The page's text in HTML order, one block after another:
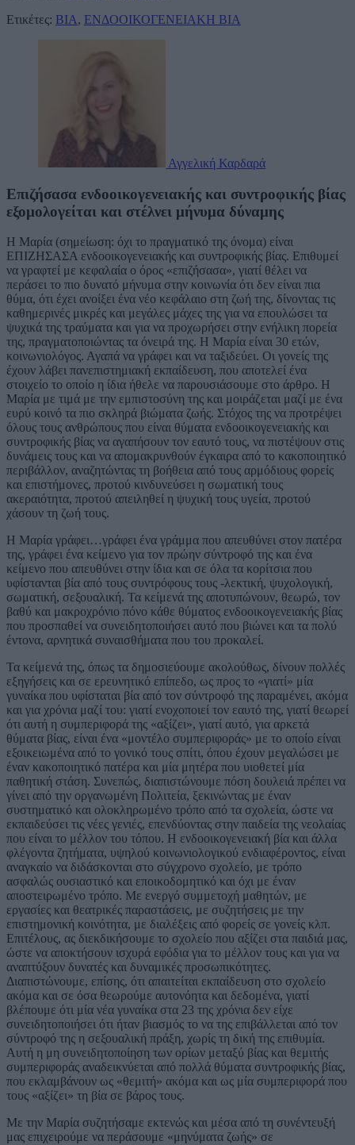
Ετικέτες: ΒΙΑ, ΕΝΔΟΟΙΚΟΓΕΝΕΙΑΚΗ ΒΙΑ
Αγγελική Καρδαρά
Επιζήσασα ενδοοικογενειακής και συντροφικής βίας
εξομολογείται και στέλνει μήνυμα δύναμης
Η Μαρία (σημείωση: όχι το πραγματικό της όνομα) είναι
ΕΠΙΖΗΣΑΣΑ ενδοοικογενειακής και συντροφικής βίας. Επιθυμεί
να γραφτεί με κεφαλαία ο όρος «επιζήσασα», γιατί θέλει να
περάσει το πιο δυνατό μήνυμα στην κοινωνία ότι δεν είναι πια
θύμα, ότι έχει ανοίξει ένα νέο κεφάλαιο στη ζωή της, δίνοντας τις
καθημερινές μικρές και μεγάλες μάχες της για να επουλώσει τα
ψυχικά της τραύματα και για να προχωρήσει στην ενήλικη πορεία
της, πραγματοποιώντας τα όνειρά της. Η Μαρία είναι 30 ετών,
κοινωνιολόγος. Αγαπά να γράφει και να ταξιδεύει. Οι γονείς της
έχουν λάβει πανεπιστημιακή εκπαίδευση, που αποτελεί ένα
στοιχείο το οποίο η ίδια ήθελε να παρουσιάσουμε στο άρθρο. Η
Μαρία με τιμά με την εμπιστοσύνη της και μοιράζεται μαζί με ένα
ευρύ κοινό τα πιο σκληρά βιώματα ζωής. Στόχος της να προτρέψει
όλους τους ανθρώπους που είναι θύματα ενδοοικογενειακής και
συντροφικής βίας να αγαπήσουν τον εαυτό τους, να πιστέψουν στις
δυνάμεις τους και να απομακρυνθούν έγκαιρα από το κακοποιητικό
περιβάλλον, αναζητώντας τη βοήθεια από τους αρμόδιους φορείς
και επιστήμονες, προτού κινδυνεύσει η σωματική τους
ακεραιότητα, προτού απειληθεί η ψυχική τους υγεία, προτού
χάσουν τη ζωή τους.
Η Μαρία γράφει…γράφει ένα γράμμα που απευθύνει στον πατέρα
της, γράφει ένα κείμενο για τον πρώην σύντροφό της και ένα
κείμενο που απευθύνει στην ίδια και σε όλα τα κορίτσια που
υφίστανται βία από τους συντρόφους τους -λεκτική, ψυχολογική,
σωματική, σεξουαλική. Τα κείμενά της αποτυπώνουν, θεωρώ, τον
βαθύ και μακροχρόνιο πόνο κάθε θύματος ενδοοικογενειακής βίας
που προσπαθεί να συνειδητοποιήσει αυτό που βιώνει και τα πολύ
έντονα, αρνητικά συναισθήματα που του προκαλεί.
Τα κείμενά της, όπως τα δημοσιεύουμε ακολούθως, δίνουν πολλές
εξηγήσεις και σε ερευνητικό επίπεδο, ως προς το «γιατί» μία
γυναίκα που υφίσταται βία από τον σύντροφό της παραμένει, ακόμα
και για χρόνια μαζί του: γιατί ενοχοποιεί τον εαυτό της, γιατί θεωρεί
ότι αυτή η συμπεριφορά της «αξίζει», γιατί αυτό, για αρκετά
θύματα βίας, είναι ένα «μοντέλο συμπεριφοράς» με το οποίο είναι
εξοικειωμένα από το γονικό τους σπίτι, όπου έχουν μεγαλώσει με
έναν κακοποιητικό πατέρα και μία μητέρα που υιοθετεί μία
παθητική στάση. Συνεπώς, διαπιστώνουμε πόση δουλειά πρέπει να
γίνει από την οργανωμένη Πολιτεία, ξεκινώντας με έναν
συστηματικό και ολοκληρωμένο τρόπο από τα σχολεία, ώστε να
εκπαιδεύσει τις νέες γενιές, επενδύοντας στην παιδεία της νεολαίας
που είναι το μέλλον του τόπου. Η ενδοοικογενειακή βία και άλλα
φλέγοντα ζητήματα, υψηλού κοινωνιολογικού ενδιαφέροντος, είναι
αναγκαίο να διδάσκονται στο σύγχρονο σχολείο, με τρόπο
ασφαλώς ουσιαστικό και εποικοδομητικό και όχι με έναν
αποστειρωμένο τρόπο. Με ενεργό συμμετοχή μαθητών, με
εργασίες και θεατρικές παραστάσεις, με συζητήσεις με την
επιστημονική κοινότητα, με διαλέξεις από φορείς σε γονείς κλπ.
Επιτέλους, ας διεκδικήσουμε το σχολείο που αξίζει στα παιδιά μας,
ώστε να αποκτήσουν ισχυρά εφόδια για το μέλλον τους και για να
αναπτύξουν δυνατές και δυναμικές προσωπικότητες.
Διαπιστώνουμε, επίσης, ότι απαιτείται εκπαίδευση στο σχολείο
ακόμα και σε όσα θεωρούμε αυτονόητα και δεδομένα, γιατί
βλέπουμε ότι μία νέα γυναίκα στα 23 της χρόνια δεν είχε
συνειδητοποιήσει ότι ήταν βιασμός το να της επιβάλλεται από τον
σύντροφό της η σεξουαλική πράξη, χωρίς τη δική της επιθυμία.
Αυτή η μη συνειδητοποίηση των ορίων μεταξύ βίας και θεμιτής
συμπεριφοράς αναδεικνύεται από πολλά θύματα συντροφικής βίας,
που εκλαμβάνουν ως «θεμιτή» ακόμα και ως μία συμπεριφορά που
τους «αξίζει» τη βία σε βάρος τους.
Με την Μαρία συζητήσαμε εκτενώς και μέσα από τη συνέντευξή
μας επιχειρούμε να περάσουμε «μηνύματα ζωής» σε